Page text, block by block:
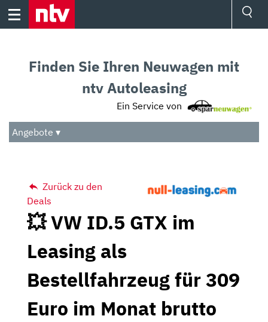
Skip
Audio
Das Beste
Finden Sie Ihren Neuwagen mit
ntv Autoleasing
Ein Service von
Angebote ▾
Zurück zu den
Deals
💥 VW ID.5 GTX im
Leasing als
Bestellfahrzeug für 309
Euro im Monat brutto